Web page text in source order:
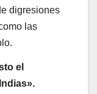
digresiones
las
el